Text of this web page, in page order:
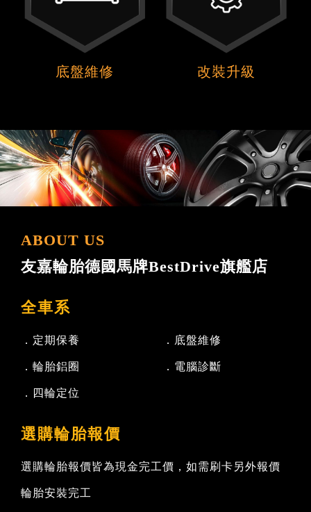
底盤維修 改裝升級
ABOUT US
友嘉輪胎德國馬牌BestDrive旗艦店
全車系
．定期保養
．輪胎鋁圈
．四輪定位
．底盤維修
．電腦診斷
選購輪胎報價
選購輪胎報價皆為現金完工價，如需刷卡另外報價
輪胎安裝完工